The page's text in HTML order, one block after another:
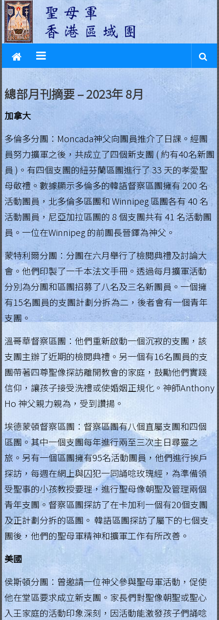
Skip
to
content
L
e
g
i
o
n
o
f
M
a
r
y
.
H
o
n
g
K
o
n
g
R
e
g
i
a
L
e
g
o
o
f
M
總部月刊摘要 – 2023年 8月
加拿大
多倫多分團：Moncada神父向團員推介了日課。經團
員努力擴軍之後，共成立了四個新支團 ( 約有40名新團
員 )。有四個支團的紐芬蘭區團進行了 33 天的孝愛聖
母敬禮。數據顯示多倫多的韓語督察區團擁有 200 名
活動團員，北多倫多區團和 Winnipeg 區團各有 40 名
活動團員，尼亞加拉區團的 8 個支團共有 41 名活動團
員。一位在Winnipeg 的前團長晉鐸為神父。
蒙特利爾分團：分團在六月舉行了檢閱典禮及討論大
會。他們印製了一千本法文手冊。透過每月擴軍活動
分別為分團和區團招募了八名及三名新團員。一個擁
有15名團員的支團計劃分拆為二，後者會有一個青年
支團。
溫哥華督察區團：他們重新啟動一個沉寂的支團，該
支團主辦了近期的檢閱典禮。另一個有16名團員的支
團帶著四尊聖像探訪離開教會的家庭，鼓勵他們實踐
信仰，讓孩子接受洗禮或使婚姻正規化。神師Anthony
Ho 神父親力親為，受到讚揚。
埃德蒙頓督察區團：督察區團有八個直屬支團和四個
區團。其中一個支團每年進行兩至三次主日尋靈之
旅。另有一個區團擁有95名活動團員，他們進行挨戶
探訪，每週在網上與囚犯一同誦唸玫瑰經，為準備領
受聖事的小孩教授要理，進行聖母像朝聖及管理兩個
青年支團。督察區團探訪了在卡加利一個有20個支團
及正計劃分拆的區團。 韓語區團探訪了屬下的七個支
團後，他們的聖母軍精神和擴軍工作有所改善。
美國
侯斯頓分團：曾邀請一位神父參與聖母軍活動，促使
他在堂區要求成立新支團。家長們對聖像朝聖或聖心
入王家庭的活動印象深刻，因活動能激發孩子們誦唸